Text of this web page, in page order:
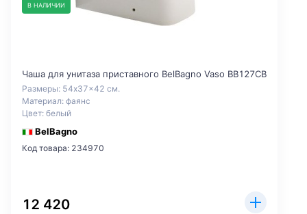
В НАЛИЧИИ
Чаша для унитаза приставного BelBagno Vaso BB127CB
Размеры: 54x37x42 см.
Материал: фаянс
Цвет: белый
BelBagno
Код товара: 234970
12 420